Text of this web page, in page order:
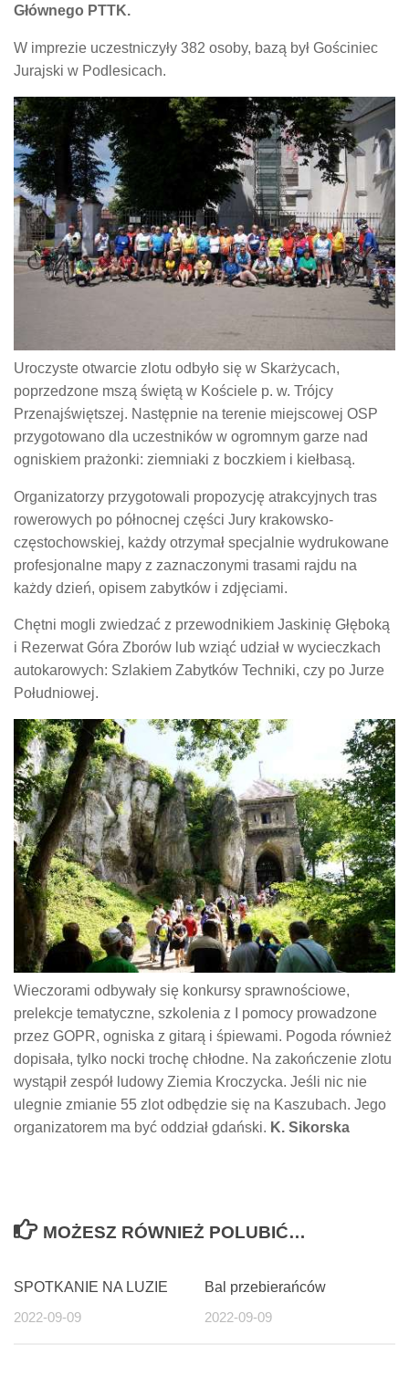
Głównego PTTK.
W imprezie uczestniczyły 382 osoby, bazą był Gościniec
Jurajski w Podlesicach.
Uroczyste otwarcie zlotu odbyło się w Skarżycach,
poprzedzone mszą świętą w Kościele p. w. Trójcy
Przenajświętszej. Następnie na terenie miejscowej OSP
przygotowano dla uczestników w ogromnym garze nad
ogniskiem prażonki: ziemniaki z boczkiem i kiełbasą.
Organizatorzy przygotowali propozycję atrakcyjnych tras
rowerowych po północnej części Jury krakowsko-
częstochowskiej, każdy otrzymał specjalnie wydrukowane
profesjonalne mapy z zaznaczonymi trasami rajdu na
każdy dzień, opisem zabytków i zdjęciami.
Chętni mogli zwiedzać z przewodnikiem Jaskinię Głęboką
i Rezerwat Góra Zborów lub wziąć udział w wycieczkach
autokarowych: Szlakiem Zabytków Techniki, czy po Jurze
Południowej.
Wieczorami odbywały się konkursy sprawnościowe,
prelekcje tematyczne, szkolenia z I pomocy prowadzone
przez GOPR, ogniska z gitarą i śpiewami. Pogoda również
dopisała, tylko nocki trochę chłodne. Na zakończenie zlotu
wystąpił zespół ludowy Ziemia Kroczycka. Jeśli nic nie
ulegnie zmianie 55 zlot odbędzie się na Kaszubach. Jego
organizatorem ma być oddział gdański. K. Sikorska
MOŻESZ RÓWNIEŻ POLUBIĆ…
SPOTKANIE NA LUZIE
2022-09-09
Bal przebierańców
2022-09-09